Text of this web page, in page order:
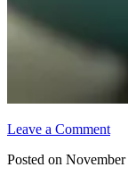
Leave a Comment
Posted on